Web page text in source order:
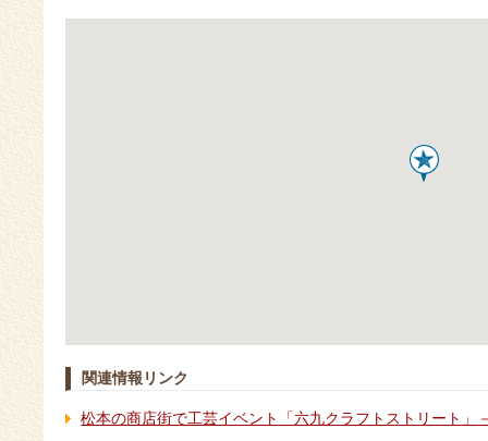
関連情報リンク
松本の商店街で工芸イベント「六九クラフトストリート」